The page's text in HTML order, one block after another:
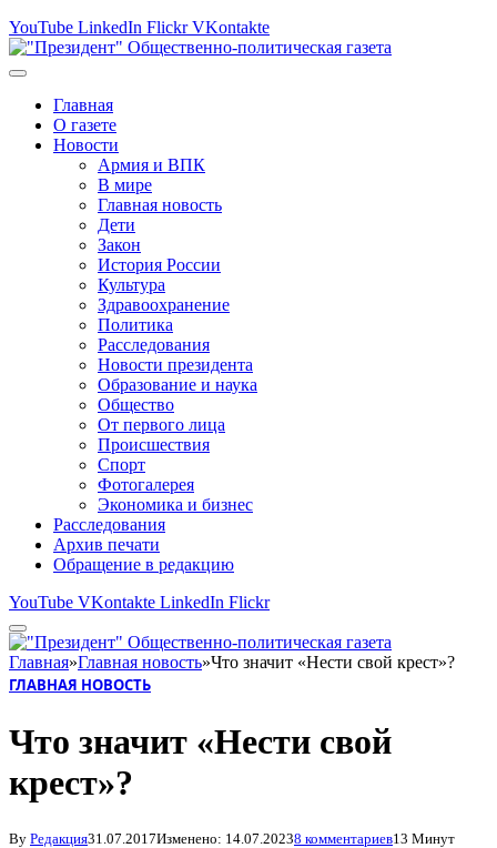
YouTube LinkedIn Flickr VKontakte
Главная
О газете
Новости
Армия и ВПК
В мире
Главная новость
Дети
Закон
История России
Культура
Здравоохранение
Политика
Расследования
Новости президента
Образование и наука
Общество
От первого лица
Происшествия
Спорт
Фотогалерея
Экономика и бизнес
Расследования
Архив печати
Обращение в редакцию
YouTube VKontakte LinkedIn Flickr
Главная»Главная новость»Что значит «Нести свой крест»?
ГЛАВНАЯ НОВОСТЬ
Что значит «Нести свой
крест»?
By Редакция31.07.2017Изменено: 14.07.20238 комментариев13 Минут